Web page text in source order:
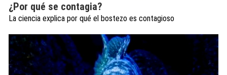
¿Por qué se contagia?
La ciencia explica por qué el bostezo es contagioso